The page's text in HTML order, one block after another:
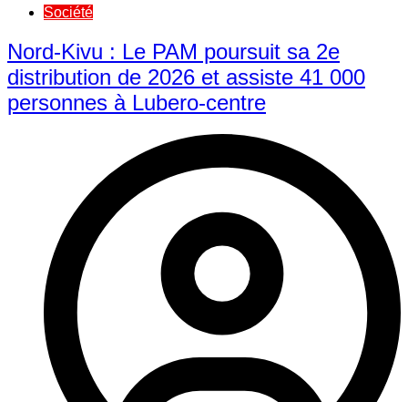
Société
Nord-Kivu : Le PAM poursuit sa 2e
distribution de 2026 et assiste 41 000
personnes à Lubero-centre